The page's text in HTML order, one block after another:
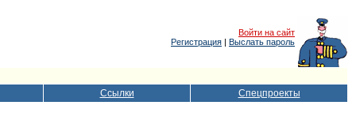
Войти на сайт
Регистрация | Выслать пароль
Ссылки Спецпроекты